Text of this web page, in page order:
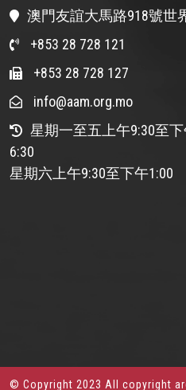
澳門友誼大馬路918號世
+853 28 728 121
+853 28 728 127
info@aam.org.mo
星期一至五上午9:30至
6:30
星期六上午9:30至下午1:00
© Copyright 2023 All copyright